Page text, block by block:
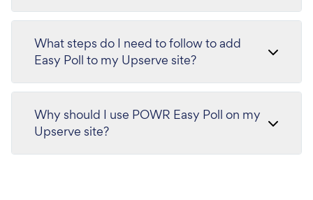
What steps do I need to follow to add
Easy Poll to my Upserve site?
Why should I use POWR Easy Poll on my
Upserve site?